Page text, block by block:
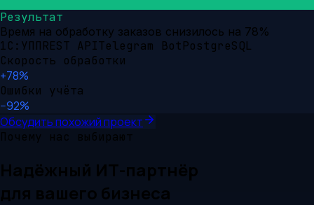
Результат
Время на обработку заказов снизилось на 78%
1С:УППREST APITelegram BotPostgreSQL
Скорость обработки
+78%
Ошибки учёта
−92%
Обсудить похожий проект
Почему нас выбирают
Надёжный ИТ-партнёр
для вашего бизнеса